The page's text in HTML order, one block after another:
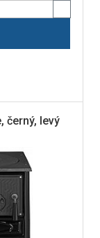
černý, levý